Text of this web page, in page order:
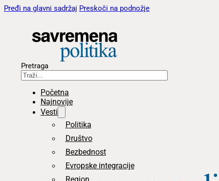
Pređi na glavni sadržaj Preskoči na podnožje
Pretraga
Početna
Najnovije
Vesti
Politika
Društvo
Bezbednost
Evropske integracije